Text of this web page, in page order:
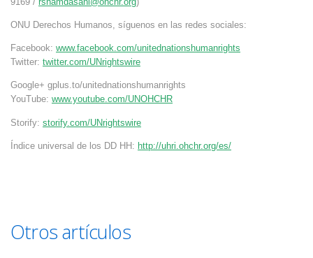
ONU Derechos Humanos, síguenos en las redes sociales:
Facebook: www.facebook.com/unitednationshumanrights
Twitter: twitter.com/UNrightswire
Google+ gplus.to/unitednationshumanrights
YouTube: www.youtube.com/UNOHCHR
Storify: storify.com/UNrightswire
Índice universal de los DD HH: http://uhri.ohchr.org/es/
Otros artículos